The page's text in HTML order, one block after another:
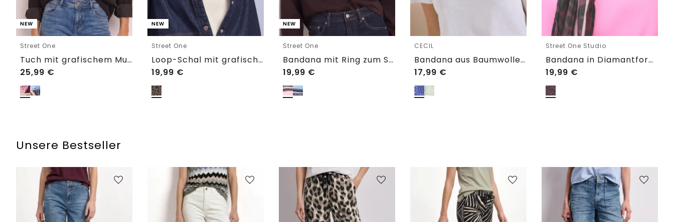
NEW
Street One
Tuch mit grafischem Muster
25,99 €
NEW
Street One
Loop-Schal mit grafischem Muster
19,99 €
NEW
Street One
Bandana mit Ring zum Stylen
19,99 €
CECIL
Bandana aus Baumwolle mit Print
17,99 €
Street One Studio
Bandana in Diamantform mit Ring
19,99 €
Unsere Bestseller